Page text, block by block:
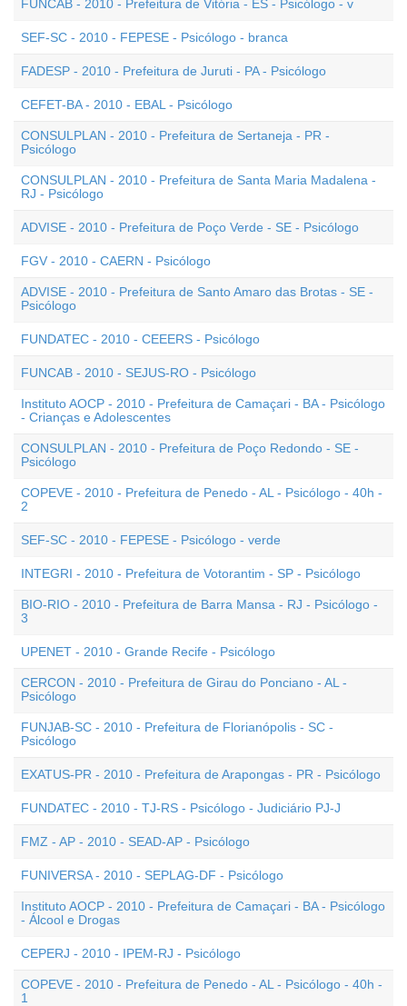
FUNCAB - 2010 - Prefeitura de Vitória - ES - Psicólogo - v
SEF-SC - 2010 - FEPESE - Psicólogo - branca
FADESP - 2010 - Prefeitura de Juruti - PA - Psicólogo
CEFET-BA - 2010 - EBAL - Psicólogo
CONSULPLAN - 2010 - Prefeitura de Sertaneja - PR -
Psicólogo
CONSULPLAN - 2010 - Prefeitura de Santa Maria Madalena -
RJ - Psicólogo
ADVISE - 2010 - Prefeitura de Poço Verde - SE - Psicólogo
FGV - 2010 - CAERN - Psicólogo
ADVISE - 2010 - Prefeitura de Santo Amaro das Brotas - SE -
Psicólogo
FUNDATEC - 2010 - CEEERS - Psicólogo
FUNCAB - 2010 - SEJUS-RO - Psicólogo
Instituto AOCP - 2010 - Prefeitura de Camaçari - BA - Psicólogo
- Crianças e Adolescentes
CONSULPLAN - 2010 - Prefeitura de Poço Redondo - SE -
Psicólogo
COPEVE - 2010 - Prefeitura de Penedo - AL - Psicólogo - 40h -
2
SEF-SC - 2010 - FEPESE - Psicólogo - verde
INTEGRI - 2010 - Prefeitura de Votorantim - SP - Psicólogo
BIO-RIO - 2010 - Prefeitura de Barra Mansa - RJ - Psicólogo -
3
UPENET - 2010 - Grande Recife - Psicólogo
CERCON - 2010 - Prefeitura de Girau do Ponciano - AL -
Psicólogo
FUNJAB-SC - 2010 - Prefeitura de Florianópolis - SC -
Psicólogo
EXATUS-PR - 2010 - Prefeitura de Arapongas - PR - Psicólogo
FUNDATEC - 2010 - TJ-RS - Psicólogo - Judiciário PJ-J
FMZ - AP - 2010 - SEAD-AP - Psicólogo
FUNIVERSA - 2010 - SEPLAG-DF - Psicólogo
Instituto AOCP - 2010 - Prefeitura de Camaçari - BA - Psicólogo
- Álcool e Drogas
CEPERJ - 2010 - IPEM-RJ - Psicólogo
COPEVE - 2010 - Prefeitura de Penedo - AL - Psicólogo - 40h -
1